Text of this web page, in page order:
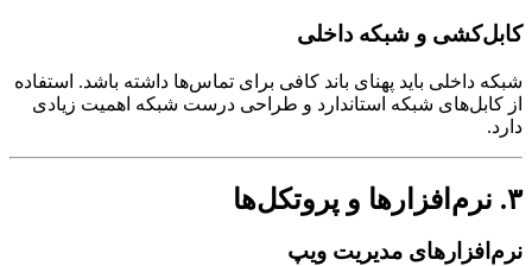
و شبکه داخلی
داخلی باید پهنای باند کافی برای تماس‌ها داشته باشد. استفاده
شبکه استاندارد و طراحی درست شبکه اهمیت زیادی
مدیریت ویپ